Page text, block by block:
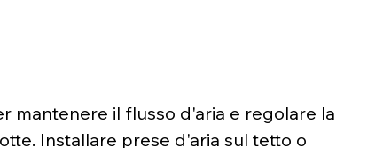
mantenere il flusso d'aria e regolare la
Installare prese d'aria sul tetto o